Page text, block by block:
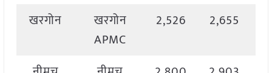
खरगोन
खरगोन
APMC
2,526 2,655